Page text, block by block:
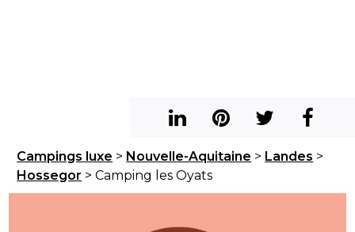
Campings luxe > Nouvelle-Aquitaine > Landes >
Hossegor > Camping les Oyats